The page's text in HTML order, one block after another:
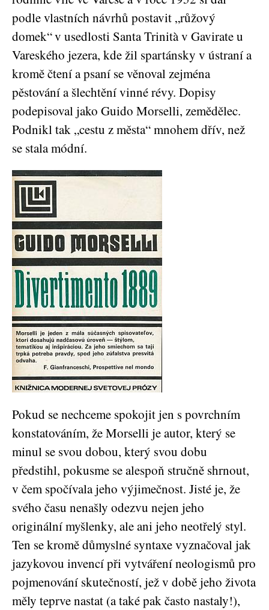
podle vlastních návrhů postavit „růžový
domek“v usedlosti Santa Trinità v Gavirate u
Vareského jezera, kde žil spartánsky v ústraní a
kromě čtení a psaní se věnoval zejména
pěstování a šlechtění vinné révy. Dopisy
podepisoval jako Guido Morselli, zemědělec.
Podnikl tak „cestu z města“ mnohem dřív, než
se stala módní.
Pokud se nechceme spokojit jen s povrchním
konstatováním, že Morselli je autor, který se
minul se svou dobou, který svou dobu
předstihl, pokusme se alespoň stručně shrnout,
v čem spočívala jeho výjimečnost. Jisté je, že
svého času nenašly odezvu nejen jeho
originální myšlenky, ale ani jeho neotřelý styl.
Ten se kromě důmyslné syntaxe vyznačoval jak
jazykovou invencí při vytváření neologismů pro
pojmenování skutečností, jež v době jeho života
měly teprve nastat (a také pak často nastaly!),